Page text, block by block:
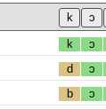
k ɔ
d ɔ
b ɔ